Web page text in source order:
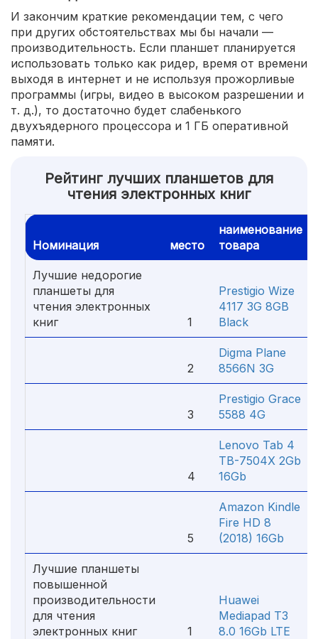
И закончим краткие рекомендации тем, с чего
при других обстоятельствах мы бы начали —
производительность. Если планшет планируется
использовать только как ридер, время от времени
выходя в интернет и не используя прожорливые
программы (игры, видео в высоком разрешении и
т. д.), то достаточно будет слабенького
двухъядерного процессора и 1 ГБ оперативной
памяти.
Рейтинг лучших планшетов для
чтения электронных книг
Номинация место
наименование
товара
Лучшие недорогие
планшеты для
чтения электронных
книг
1
Prestigio Wize
4117 3G 8GB
Black
2
Digma Plane
8566N 3G
3
Prestigio Grace
5588 4G
4
Lenovo Tab 4
TB-7504X 2Gb
16Gb
5
Amazon Kindle
Fire HD 8
(2018) 16Gb
Лучшие планшеты
повышенной
производительности
для чтения
электронных книг
1
Huawei
Mediapad T3
8.0 16Gb LTE